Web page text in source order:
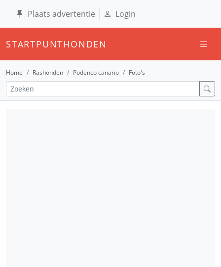
Plaats advertentie Login
STARTPUNTHONDEN
Home Rashonden Podenco canario Foto's